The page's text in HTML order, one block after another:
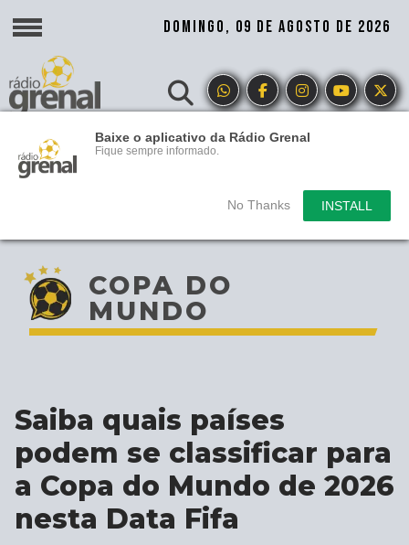
Baixe o aplicativo da Rádio Grenal
Fique sempre informado.
No Thanks INSTALL
DOMINGO, 09 DE AGOSTO DE 2026
COPA DO
MUNDO
Saiba quais países
podem se classificar para
a Copa do Mundo de 2026
nesta Data Fifa